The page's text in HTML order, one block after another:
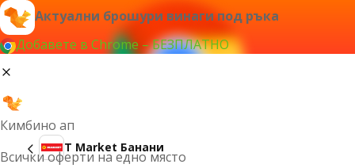
Актуални брошури винаги под ръка
Добавете в Chrome – БЕЗПЛАТНО
Кимбино ап
Всички оферти на едно място
T Market Банани